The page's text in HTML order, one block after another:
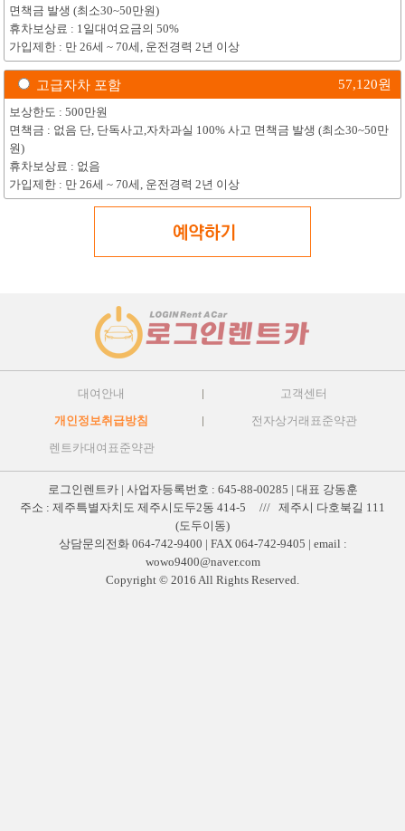
면책금 발생 (최소30~50만원)
휴차보상료 : 1일대여요금의 50%
가입제한 : 만 26세 ~ 70세, 운전경력 2년 이상
고급자차 포함 57,120원
보상한도 : 500만원
면책금 : 없음 단, 단독사고,자차과실 100% 사고 면책금 발생 (최소30~50만
원)
휴차보상료 : 없음
가입제한 : 만 26세 ~ 70세, 운전경력 2년 이상
대여안내 고객센터
개인정보취급방침 전자상거래표준약관
렌트카대여표준약관
로그인렌트카 | 사업자등록번호 : 645-88-00285 | 대표 강동훈
주소 : 제주특별자치도 제주시도두2동 414-5 /// 제주시 다호북길 111
(도두이동)
상담문의전화 064-742-9400 | FAX 064-742-9405 | email :
wowo9400@naver.com
Copyright © 2016 All Rights Reserved.